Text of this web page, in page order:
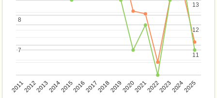
201120122013201420152016201720182019202020212022202320242025
7
7
8
8
11
11
12
12
13
13